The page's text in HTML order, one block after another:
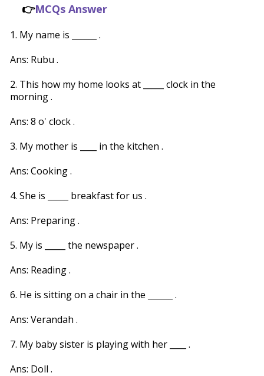
👉MCQs Answer
1. My name is ______ .
Ans: Rubu .
2. This how my home looks at _____ clock in the
morning .
Ans: 8 o' clock .
3. My mother is ____ in the kitchen .
Ans: Cooking .
4. She is _____ breakfast for us .
Ans: Preparing .
5. My is _____ the newspaper .
Ans: Reading .
6. He is sitting on a chair in the ______ .
Ans: Verandah .
7. My baby sister is playing with her ____ .
Ans: Doll .